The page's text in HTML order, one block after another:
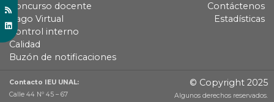
Concurso docente
Pago Virtual
Control interno
Calidad
Buzón de notificaciones
Contáctenos
Estadísticas
Contacto IEU UNAL:
Calle 44 Nº 45 – 67
© Copyright 2025
Algunos derechos reservados.